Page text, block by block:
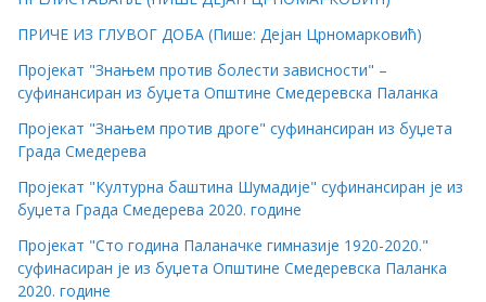
ПРИЧЕ ИЗ ГЛУВОГ ДОБА (Пише: Дејан Црномарковић)
Пројекат "Знањем против болести зависности" –
суфинансиран из буџета Општине Смедеревска Паланка
Пројекат "Знањем против дроге" суфинансиран из буџета
Града Смедерева
Пројекат "Културна баштина Шумадије" суфинансиран је из
буџета Града Смедерева 2020. године
Пројекат "Сто година Паланачке гимназије 1920-2020."
суфинасиран је из буџета Општине Смедеревска Паланка
2020. године